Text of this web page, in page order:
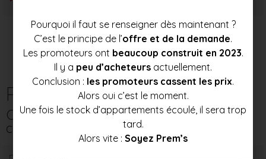
Répartition des
appartements par étage
Ce programme immobilier neuf comporte 4 niveau(x)
Pourquoi il faut se renseigner dès maintenant ?
C’est le principe de l’offre et de la demande.
Les promoteurs ont beaucoup construit en 2023.
Il y a peu d’acheteurs actuellement.
Conclusion : les promoteurs cassent les prix.
Alors oui c’est le moment.
Une fois le stock d’appartements écoulé, il sera trop
tard.
Alors vite : Soyez Prem’s